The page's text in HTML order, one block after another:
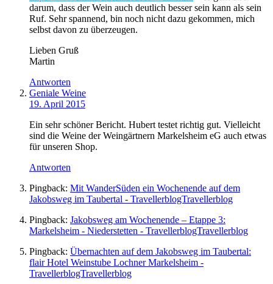
darum, dass der Wein auch deutlich besser sein kann als sein
Ruf. Sehr spannend, bin noch nicht dazu gekommen, mich
selbst davon zu überzeugen.
Lieben Gruß
Martin
Antworten
Geniale Weine
19. April 2015
Ein sehr schöner Bericht. Hubert testet richtig gut. Vielleicht
sind die Weine der Weingärtnern Markelsheim eG auch etwas
für unseren Shop.
Antworten
Pingback: Mit WanderSüden ein Wochenende auf dem
Jakobsweg im Taubertal - TravellerblogTravellerblog
Pingback: Jakobsweg am Wochenende – Etappe 3:
Markelsheim - Niederstetten - TravellerblogTravellerblog
Pingback: Übernachten auf dem Jakobsweg im Taubertal:
flair Hotel Weinstube Lochner Markelsheim -
TravellerblogTravellerblog